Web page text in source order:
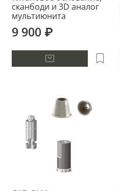
сканбоди и 3D аналог
мультиюнита
9 900 ₽